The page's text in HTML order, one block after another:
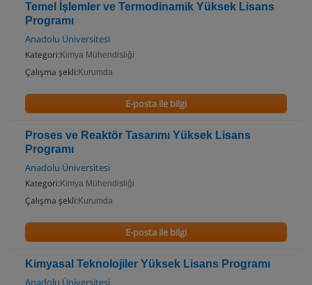
Temel İşlemler ve Termodinamik Yüksek Lisans
Programı
Anadolu Üniversitesi
Kategori: Kimya Mühendisliği
Çalışma şekli: Kurumda
E-posta ile bilgi
Proses ve Reaktör Tasarımı Yüksek Lisans
Programı
Anadolu Üniversitesi
Kategori: Kimya Mühendisliği
Çalışma şekli: Kurumda
E-posta ile bilgi
Kimyasal Teknolojiler Yüksek Lisans Programı
Anadolu Üniversitesi